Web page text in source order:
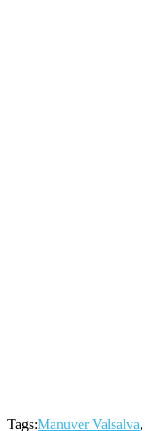
Tags:Manuver Valsalva,